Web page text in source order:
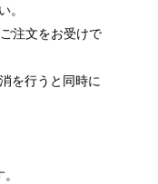
。
注文をお受けで
を行うと同時に